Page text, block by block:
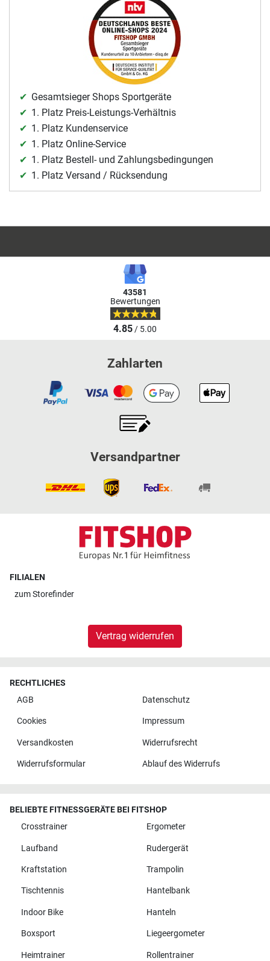
Gesamtsieger Shops Sportgeräte
1. Platz Preis-Leistungs-Verhältnis
1. Platz Kundenservice
1. Platz Online-Service
1. Platz Bestell- und Zahlungsbedingungen
1. Platz Versand / Rücksendung
43581
Bewertungen
4.85/ 5.00
Zahlarten
Versandpartner
FILIALEN
zumStorefinder
Vertrag widerrufen
RECHTLICHES
AGB
Datenschutz
Cookies Impressum
Versandkosten Widerrufsrecht
Widerrufsformular Ablauf des Widerrufs
BELIEBTE FITNESSGERÄTE BEI FITSHOP
Crosstrainer
Ergometer
Laufband Rudergerät
Kraftstation Trampolin
Tischtennis Hantelbank
Indoor Bike Hanteln
Boxsport Liegeergometer
Heimtrainer Rollentrainer